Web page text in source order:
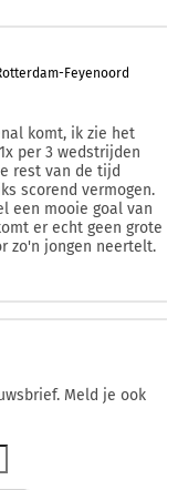
Feyenoord
komt, ik zie het
per 3 wedstrijden
rest van de tijd
scorend vermogen.
een mooie goal van
er echt geen grote
zo'n jongen neertelt.
Meld je ook